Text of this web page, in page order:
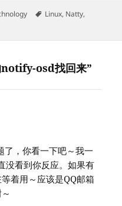
Tags
Linux, Natty,
osd找回来”
，你看一下吧～我一
没看到你反应。如果有
着用～应该是QQ邮箱